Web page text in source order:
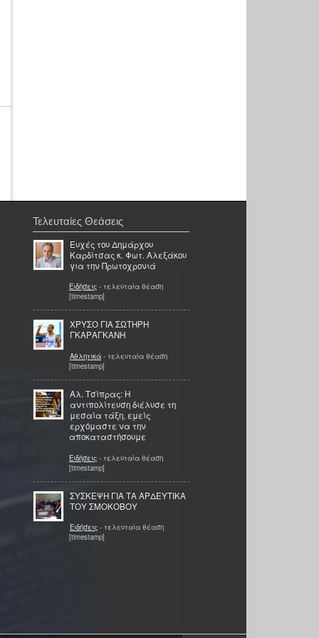
Τελευταίες Θεάσεις
Ευχές του Δημάρχου
Καρδίτσας κ. Φωτ. Αλεξάκου
για την Πρωτοχρονιά
Ειδήσεις - τελευταία θέαση
[timestamp]
ΧΡΥΣΟ ΓΙΑ ΣΩΤΗΡΗ
ΓΚΑΡΑΓΚΑΝΗ
Αθλητικά - τελευταία θέαση
[timestamp]
Αλ. Τσίπρας: Η
αντιπολίτευση διέλυσε τη
μεσαία τάξη, εμείς
ερχόμαστε να την
αποκαταστήσουμε
Ειδήσεις - τελευταία θέαση
[timestamp]
ΣΥΣΚΕΨΗ ΓΙΑ ΤΑ ΑΡΔΕΥΤΙΚΑ
ΤΟΥ ΣΜΟΚΟΒΟΥ
Ειδήσεις - τελευταία θέαση
[timestamp]